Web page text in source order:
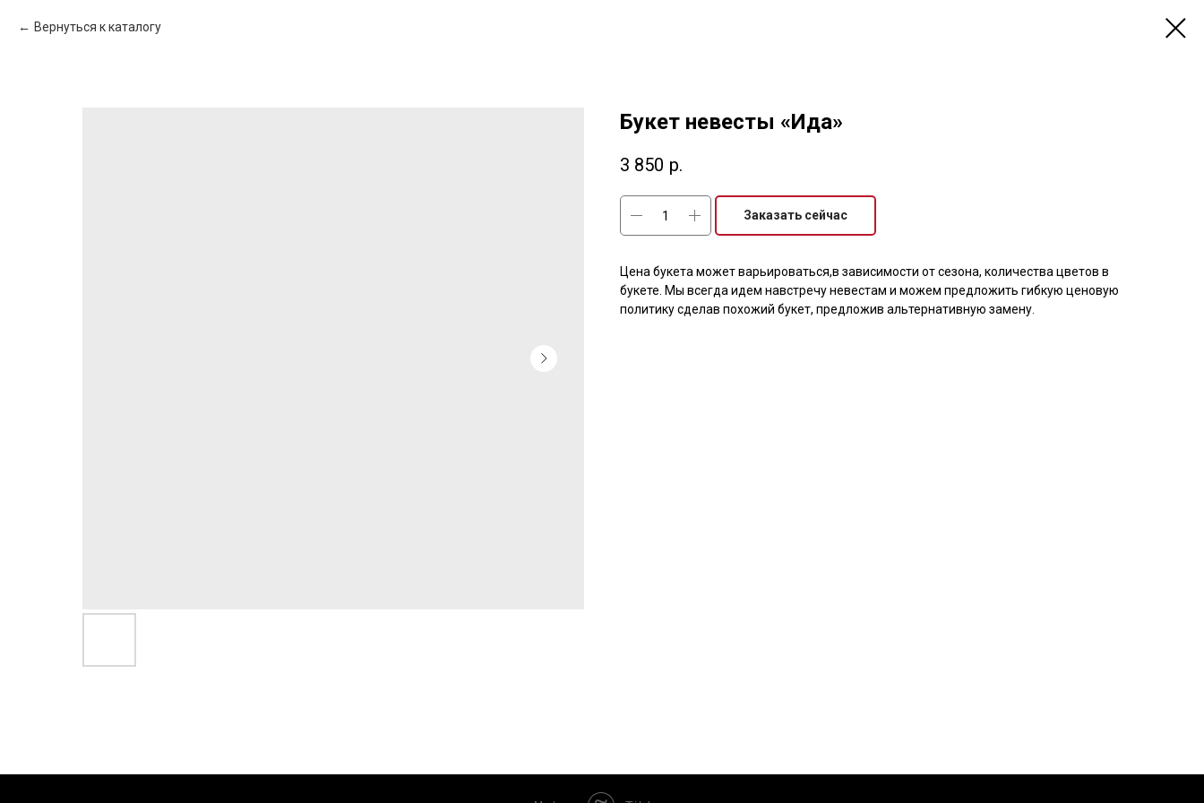
Вернуться к каталогу
Букет невесты «Ида»
3 850 р.
Заказать сейчас
Цена букета может варьироваться,в зависимости от сезона, количества цветов в
букете. Мы всегда идем навстречу невестам и можем предложить гибкую ценовую
политику сделав похожий букет, предложив альтернативную замену.